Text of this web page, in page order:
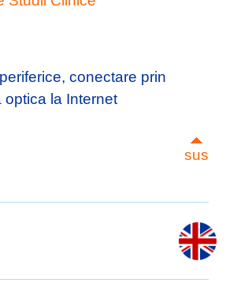
conectare prin
optica la Internet
sus